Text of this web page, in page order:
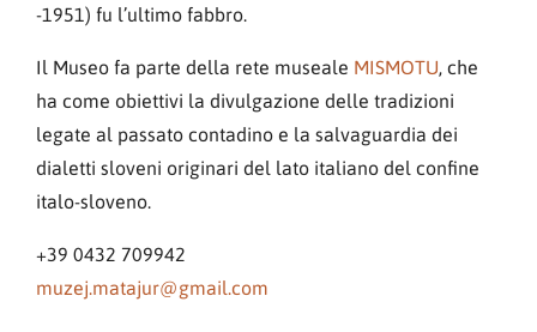
-1951) fu l’ultimo fabbro.
Il Museo fa parte della rete museale MISMOTU, che
ha come obiettivi la divulgazione delle tradizioni
legate al passato contadino e la salvaguardia dei
dialetti sloveni originari del lato italiano del confine
italo-sloveno.
+39 0432 709942
muzej.matajur@gmail.com